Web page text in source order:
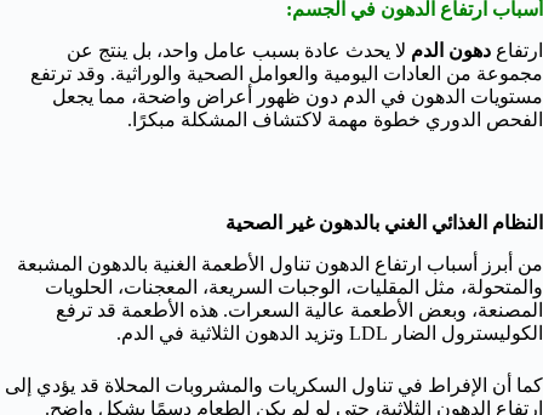
أسباب ارتفاع الدهون في الجسم:
ارتفاع دهون الدم لا يحدث عادة بسبب عامل واحد، بل ينتج عن
مجموعة من العادات اليومية والعوامل الصحية والوراثية. وقد ترتفع
مستويات الدهون في الدم دون ظهور أعراض واضحة، مما يجعل
الفحص الدوري خطوة مهمة لاكتشاف المشكلة مبكرًا.
النظام الغذائي الغني بالدهون غير الصحية
من أبرز أسباب ارتفاع الدهون تناول الأطعمة الغنية بالدهون المشبعة
والمتحولة، مثل المقليات، الوجبات السريعة، المعجنات، الحلويات
المصنعة، وبعض الأطعمة عالية السعرات. هذه الأطعمة قد ترفع
الكوليسترول الضار LDL وتزيد الدهون الثلاثية في الدم.
كما أن الإفراط في تناول السكريات والمشروبات المحلاة قد يؤدي إلى
ارتفاع الدهون الثلاثية، حتى لو لم يكن الطعام دسمًا بشكل واضح.